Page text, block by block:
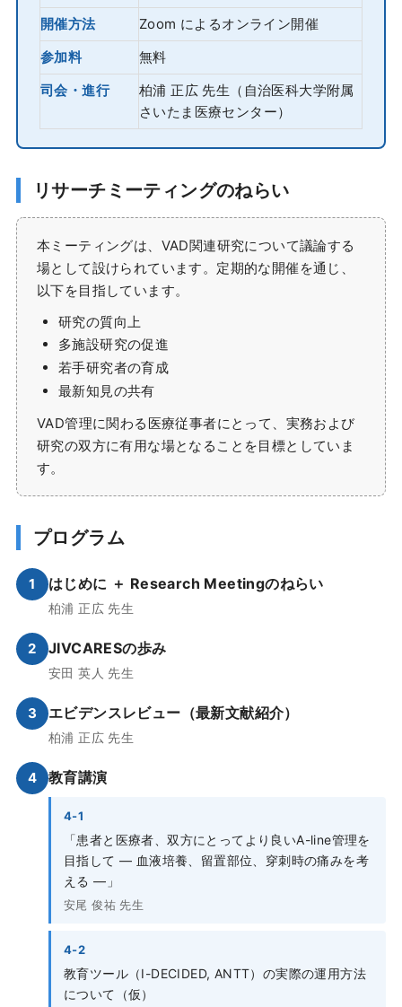
開催方法
Zoom によるオンライン開催
参加料
無料
司会・進行
柏浦 正広 先生（自治医科大学附属
さいたま医療センター）
リサーチミーティングのねらい
本ミーティングは、VAD関連研究について議論する
場として設けられています。定期的な開催を通じ、
以下を目指しています。
研究の質向上
多施設研究の促進
若手研究者の育成
最新知見の共有
VAD管理に関わる医療従事者にとって、実務および
研究の双方に有用な場となることを目標としていま
す。
プログラム
1 はじめに ＋ Research Meetingのねらい
柏浦 正広 先生
2 JIVCARESの歩み
安田 英人 先生
3 エビデンスレビュー（最新文献紹介）
柏浦 正広 先生
4 教育講演
4-1
「患者と医療者、双方にとってより良いA-line管理を
目指して ― 血液培養、留置部位、穿刺時の痛みを考
える ―」
安尾 俊祐 先生
4-2
教育ツール（I-DECIDED, ANTT）の実際の運用方法
について（仮）